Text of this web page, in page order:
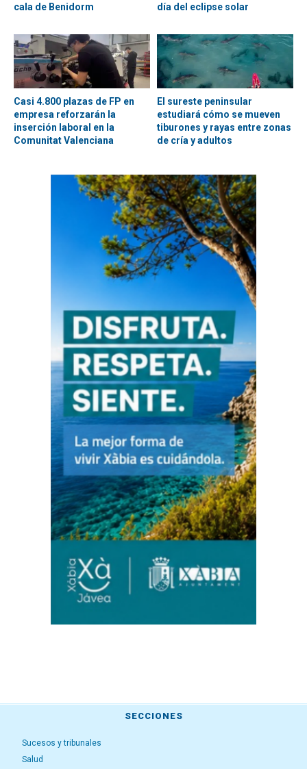
cala de Benidorm
día del eclipse solar
Casi 4.800 plazas de FP en
empresa reforzarán la
inserción laboral en la
Comunitat Valenciana
El sureste peninsular
estudiará cómo se mueven
tiburones y rayas entre zonas
de cría y adultos
SECCIONES
Sucesos y tribunales
Salud